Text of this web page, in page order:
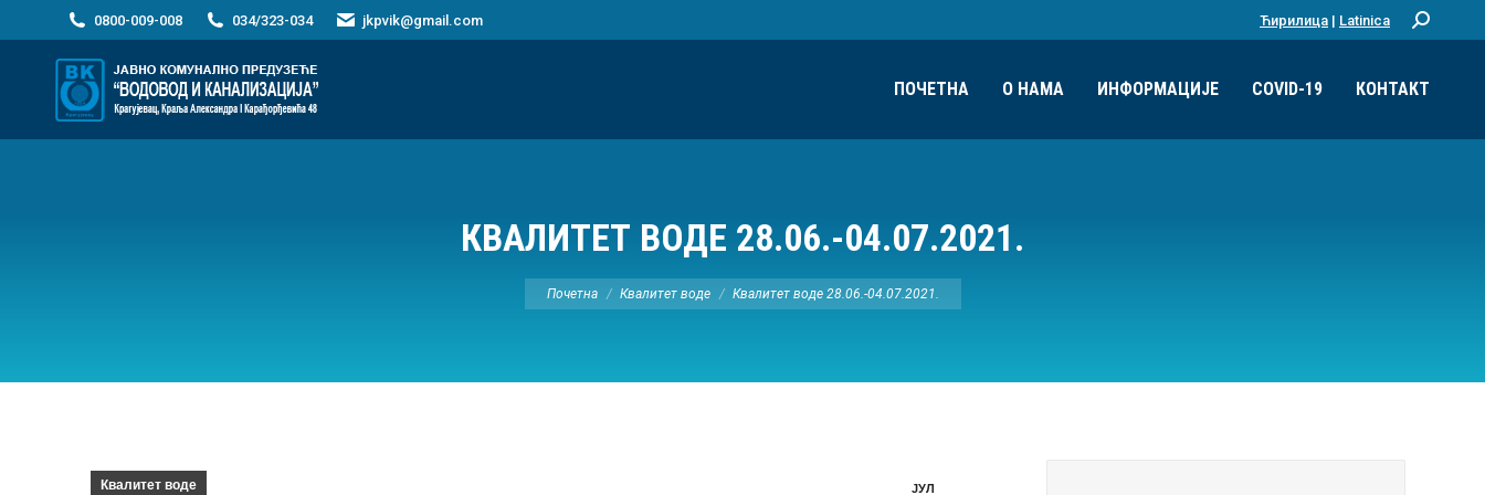
0800-009-008 034/323-034 jkpvik@gmail.com Ћирилица | Latinica Претрага:
ПОЧЕТНА О НАМА ИНФОРМАЦИЈЕ COVID-19 КОНТАКТ
КВАЛИТЕТ ВОДЕ 28.06.-04.07.2021.
Ви сте овде:
Почетна Квалитет воде Квалитет воде 28.06.-04.07.2021.
ЈУЛ
Квалитет воде